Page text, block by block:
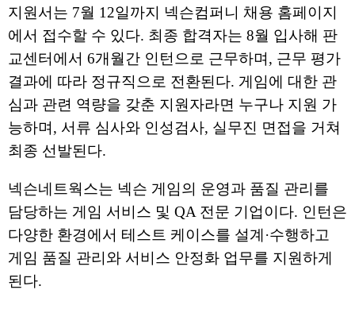
지원서는 7월 12일까지 넥슨컴퍼니 채용 홈페이지
에서 접수할 수 있다. 최종 합격자는 8월 입사해 판
교센터에서 6개월간 인턴으로 근무하며, 근무 평가
결과에 따라 정규직으로 전환된다. 게임에 대한 관
심과 관련 역량을 갖춘 지원자라면 누구나 지원 가
능하며, 서류 심사와 인성검사, 실무진 면접을 거쳐
최종 선발된다.
넥슨네트웍스는 넥슨 게임의 운영과 품질 관리를
담당하는 게임 서비스 및 QA 전문 기업이다. 인턴은
다양한 환경에서 테스트 케이스를 설계·수행하고
게임 품질 관리와 서비스 안정화 업무를 지원하게
된다.